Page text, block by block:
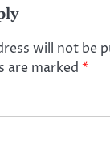
will not be
are marked *